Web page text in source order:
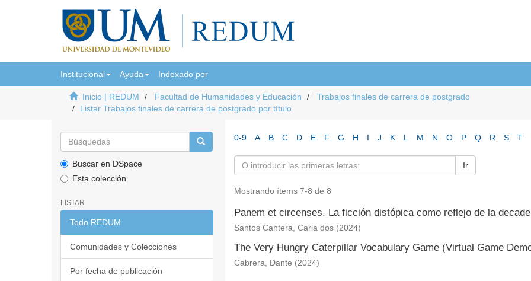
Institucional Ayuda Indexado por
Inicio | REDUM Facultad de Humanidades y Educación
Trabajos finales de carrera de postgrado
Listar Trabajos finales de carrera de postgrado por título
Buscar en DSpace
Esta colección
LISTAR
Todo REDUM
Comunidades y Colecciones
Por fecha de publicación
0-9 A B C D E F G H I J K L M N O P Q R S T
Ir
Mostrando ítems 7-8 de 8
Panem et circenses. La ficción distópica como reflejo de la
Santos Cantera, Carla dos (2024)
The Very Hungry Caterpillar Vocabulary Game (Virtual Game
Cabrera, Dante (2024)